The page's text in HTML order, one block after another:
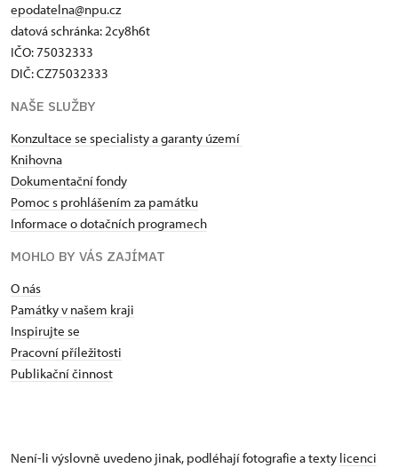
epodatelna@npu.cz
datová schránka: 2cy8h6t​
IČO: 75032333
DIČ: CZ75032333
NAŠE SLUŽBY
Konzultace se specialisty a garanty území
Knihovna
Dokumentační fondy
Pomoc s prohlášením za památku
Informace o dotačních programech
MOHLO BY VÁS ZAJÍMAT
O nás
Památky v našem kraji
Inspirujte se
Pracovní příležitosti
Publikační činnost
Není-li výslovně uvedeno jinak, podléhají fotografie a texty licenci